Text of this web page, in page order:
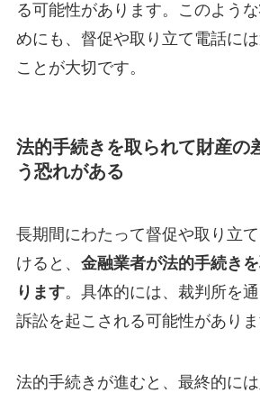
る可能性があります。このよう
めにも、督促や取り立て電話に
ことが大切です。
法的手続きを取られて財産の
う恐れがある
長期間にわたって督促や取り立
けると、 金融業者が法的手続き
ります。具体的には、裁判所を
訴訟を起こされる可能性がありま
法的手続きが進むと、最終的に